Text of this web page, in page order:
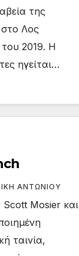
της
Λος
του 2019. Η
ηγείται…
ΑΝΤΩΝΊΟΥ
Mosier και
ταινία,